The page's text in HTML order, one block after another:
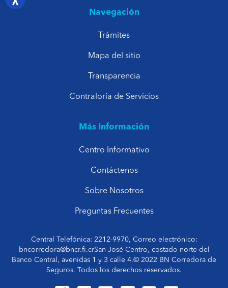
Navegación
Trámites
Mapa del sitio
Transparencia
Contraloría de Servicios
Más Información
Centro Informativo
Contáctenos
Sobre Nosotros
Preguntas Frecuentes
Central Telefónica: 2212-9970, Correo electrónico:
bncorredora@bncr.fi.crSan José Centro, costado norte del
Banco Central, avenidas 1 y 3 calle 4.© 2022 BN Corredora de
Seguros. Todos los derechos reservados.